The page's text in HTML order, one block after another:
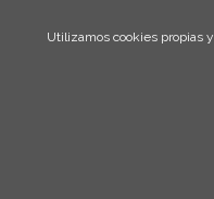
Utilizamos cookies propias